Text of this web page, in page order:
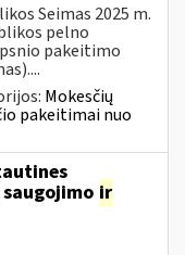
Seimas 2025 m.
pelno
pakeitimo
Mokesčių
pakeitimai nuo
ir